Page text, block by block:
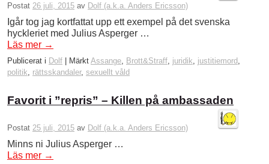
Postat 26 juli, 2015 av Dolf (a.k.a. Anders Ericsson)
Igår tog jag kortfattat upp ett exempel på det svenska
hyckleriet med Julius Asperger …
Läs mer →
Publicerat i Dolf Märkt Assange Brott&Straff juridik justitiemord
politik
rättsskandaler, sexuellt våld
Favorit i ”repris” – Killen på ambassaden
Postat 25 juli, 2015 av Dolf (a.k.a. Anders Ericsson)
Minns ni Julius Asperger …
Läs mer →